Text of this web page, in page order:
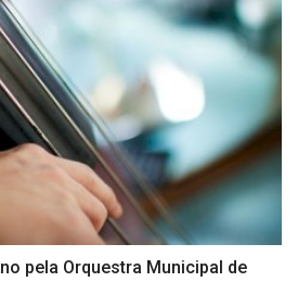
pela Orquestra Municipal de